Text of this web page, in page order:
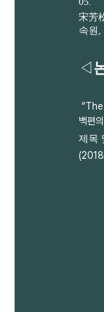
宋芳
속원,
◁
백편
제목